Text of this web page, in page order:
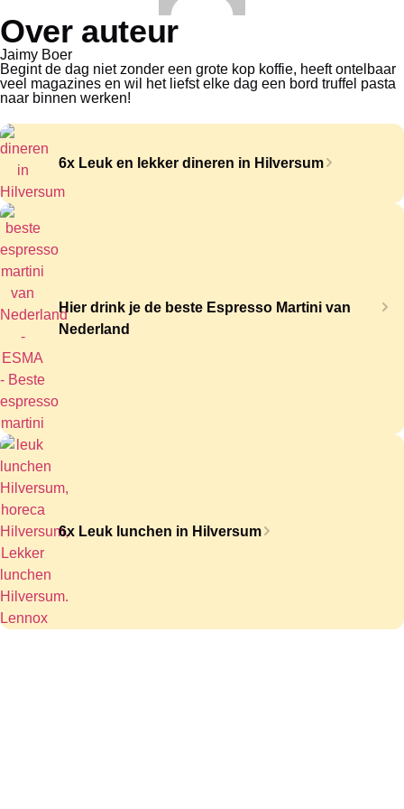
Over auteur
Jaimy Boer
Begint de dag niet zonder een grote kop koffie, heeft ontelbaar
veel magazines en wil het liefst elke dag een bord truffel pasta
naar binnen werken!
6x Leuk en lekker dineren in Hilversum
Hier drink je de beste Espresso Martini van
Nederland
6x Leuk lunchen in Hilversum